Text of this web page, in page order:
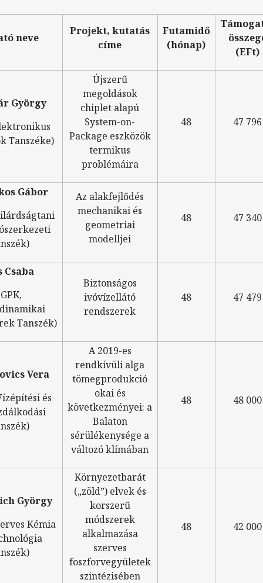
neve
Projekt, kutatás
címe
Futamidő
(hónap)
(EFt)
György
Tanszéke)
Újszerű
megoldások
chiplet alapú
System-on-
Package eszközök
termikus
problémáira
48 47 796
Gábor
Az alakfejlődés
mechanikai és
geometriai
modelljei
48 47 340
Csaba
Tanszék)
Biztonságos
ivóvízellátó
rendszerek
48 47 479
Vera
és
A 2019-es
rendkívüli alga
tömegprodukció
okai és
következményei: a
Balaton
sérülékenysége a
változó klímában
48 48 000
György
Kémia
Környezetbarát
(„zöld”) elvek és
korszerű
módszerek
alkalmazása
szerves
foszforvegyületek
szintézisében
48 42 000